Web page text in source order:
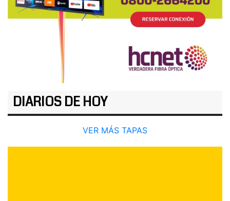
DIARIOS DE HOY
VER MÁS TAPAS